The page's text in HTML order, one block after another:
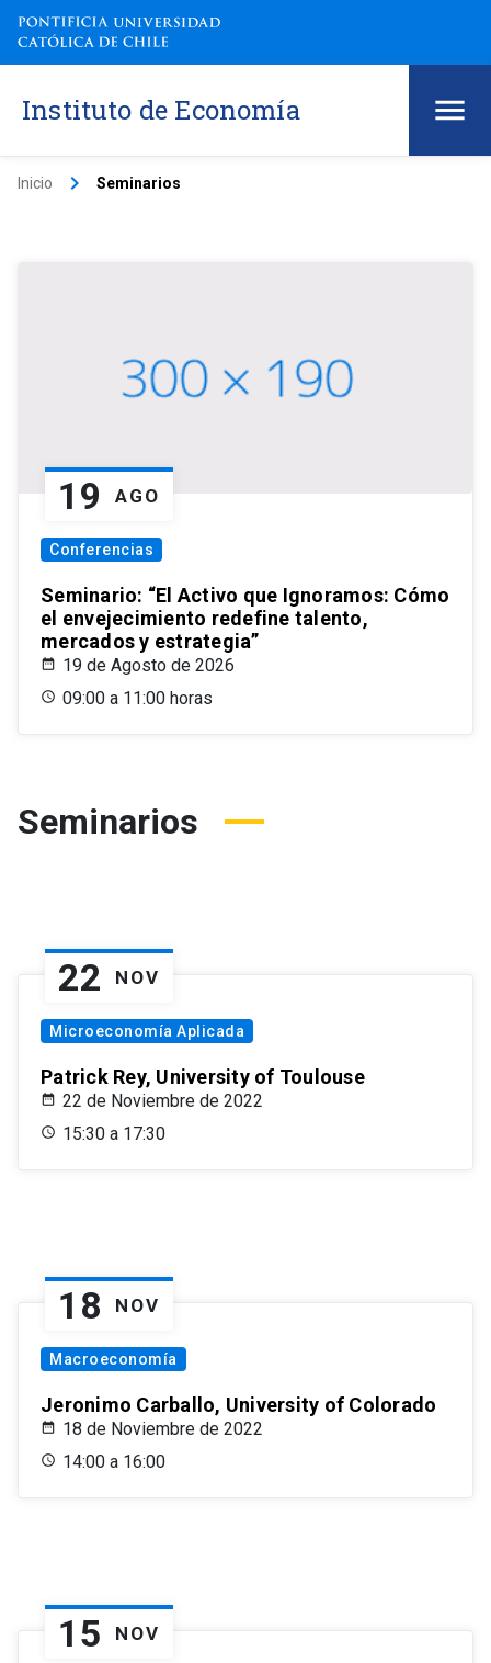
Instituto de Economía
Inicio keyboard_arrow_right Seminarios
19 AGO
Conferencias
Seminario: “El Activo que Ignoramos: Cómo
el envejecimiento redefine talento,
mercados y estrategia”
19 de Agosto de 2026
09:00 a 11:00 horas
Seminarios
22 NOV
Microeconomía Aplicada
Patrick Rey, University of Toulouse
22 de Noviembre de 2022
15:30 a 17:30
18 NOV
Macroeconomía
Jeronimo Carballo, University of Colorado
18 de Noviembre de 2022
14:00 a 16:00
15 NOV